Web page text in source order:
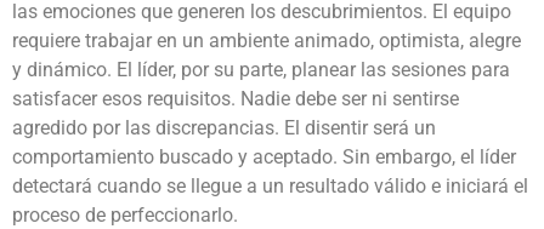
las emociones que generen los descubrimientos. El equipo
requiere trabajar en un ambiente animado, optimista, alegre
y dinámico. El líder, por su parte, planear las sesiones para
satisfacer esos requisitos. Nadie debe ser ni sentirse
agredido por las discrepancias. El disentir será un
comportamiento buscado y aceptado. Sin embargo, el líder
detectará cuando se llegue a un resultado válido e iniciará el
proceso de perfeccionarlo.